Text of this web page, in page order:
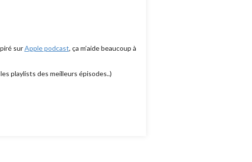
surApple podcast, ça m’aide beaucoup à
playlists des meilleurs épisodes..)